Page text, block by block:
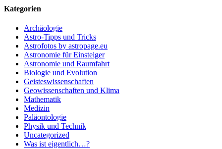
Kategorien
Archäologie
Astro-Tipps und Tricks
Astrofotos by astropage.eu
Astronomie für Einsteiger
Astronomie und Raumfahrt
Biologie und Evolution
Geisteswissenschaften
Geowissenschaften und Klima
Mathematik
Medizin
Paläontologie
Physik und Technik
Uncategorized
Was ist eigentlich…?